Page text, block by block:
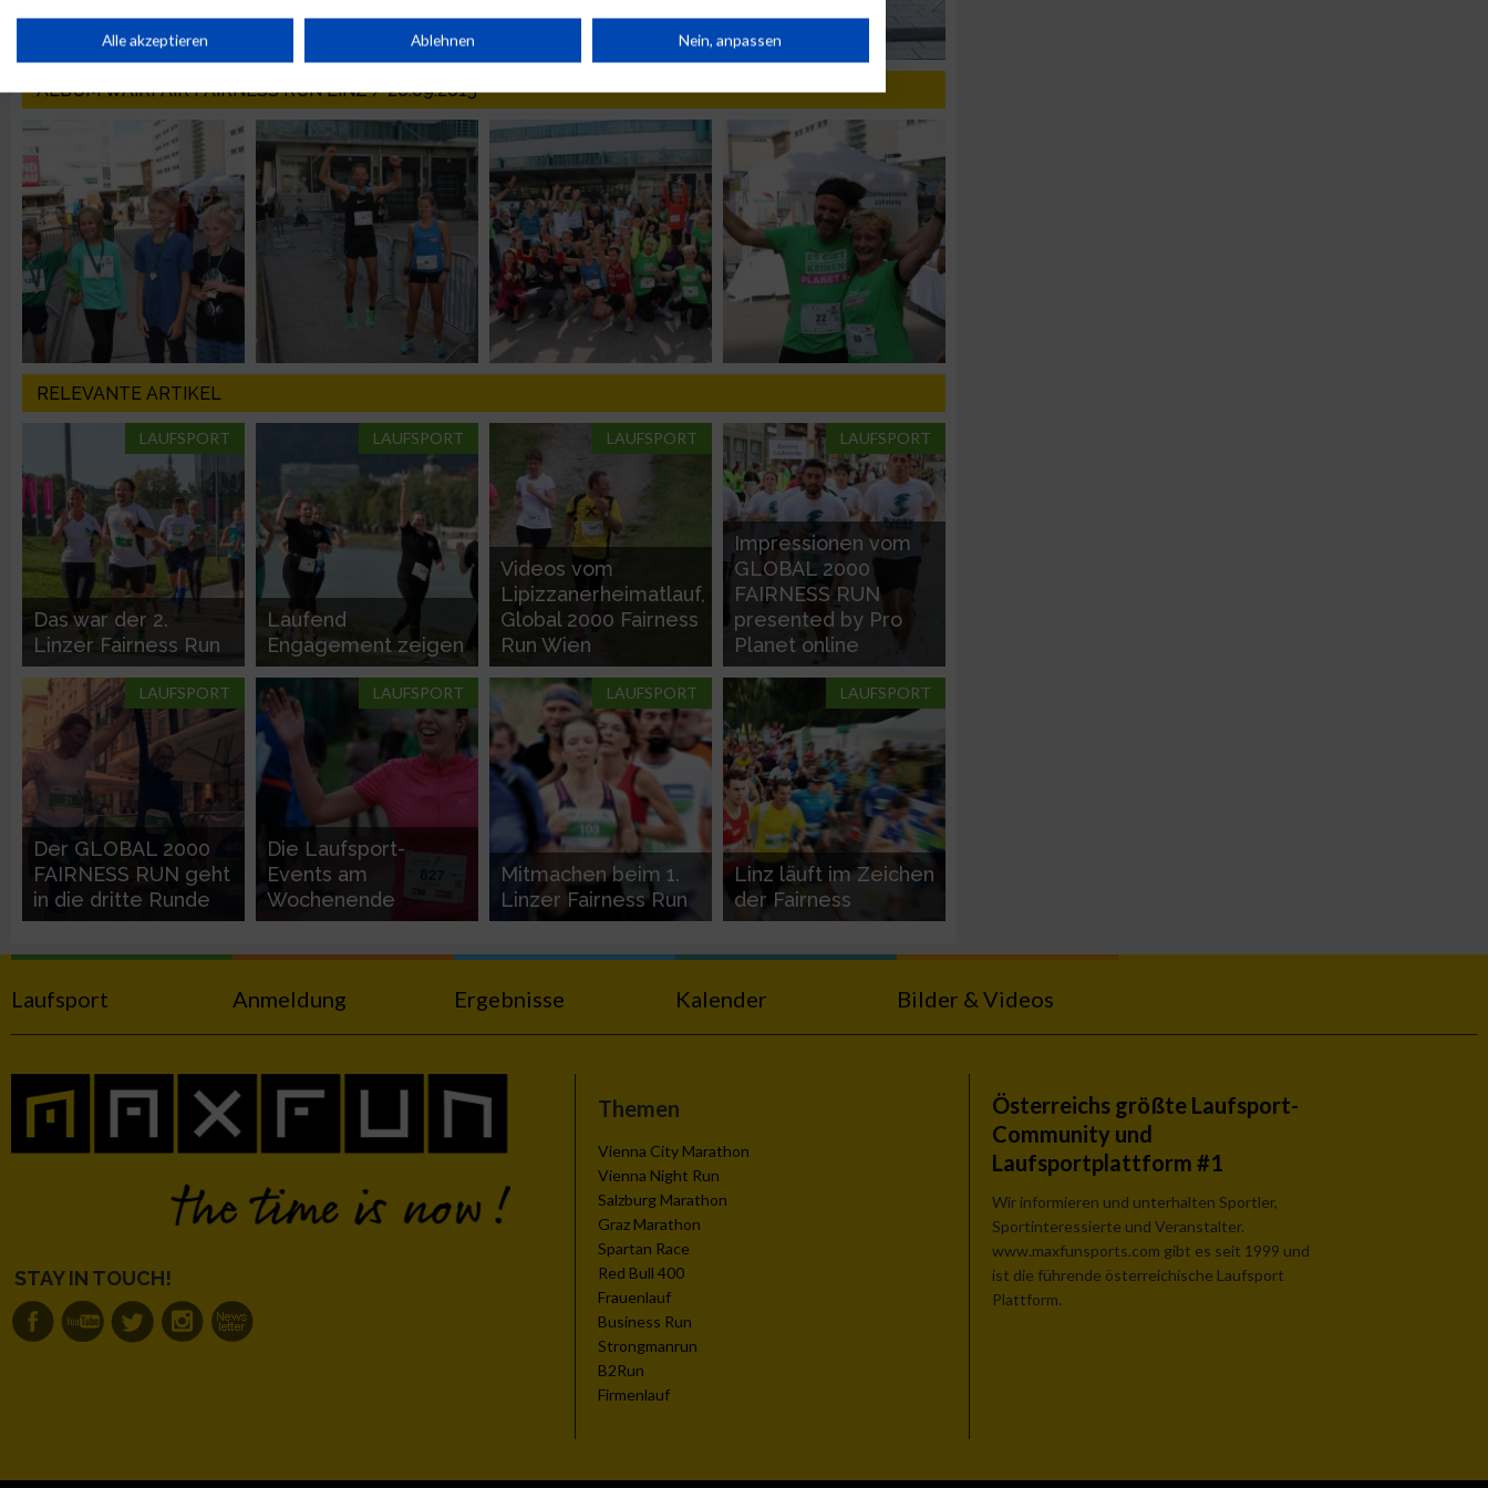
ALBUM WAIRFAIR FAIRNESS RUN LINZ / 20.09.2015
RELEVANTE ARTIKEL
LAUFSPORT
Das war der 2.
Linzer Fairness Run
LAUFSPORT
Laufend
Engagement zeigen
LAUFSPORT
Videos vom
Lipizzanerheimatlauf,
Global 2000 Fairness
Run Wien
LAUFSPORT
Impressionen vom
GLOBAL 2000
FAIRNESS RUN
presented by Pro
Planet online
LAUFSPORT
Der GLOBAL 2000
FAIRNESS RUN geht
in die dritte Runde
LAUFSPORT
Die Laufsport-
Events am
Wochenende
LAUFSPORT
Mitmachen beim 1.
Linzer Fairness Run
LAUFSPORT
Linz läuft im Zeichen
der Fairness
Laufsport Anmeldung Ergebnisse Kalender Bilder & Videos
STAY IN TOUCH!
Themen
Vienna City Marathon
Vienna Night Run
Salzburg Marathon
Graz Marathon
Spartan Race
Red Bull 400
Frauenlauf
Business Run
Strongmanrun
B2Run
Firmenlauf
Österreichs größte Laufsport-
Community und
Laufsportplattform #1
Wir informieren und unterhalten Sportler,
Sportinteressierte und Veranstalter.
www.maxfunsports.com gibt es seit 1999 und
ist die führende österreichische Laufsport
Plattform.
Speichern von oder Zugriff auf Informationen auf einem Endgerät
Verwendung reduzierter Daten zur Auswahl von Werbeanzeigen
Erstellung von Profilen für personalisierte Werbung
Verwendung von Profilen zur Auswahl personalisierter Werbung
Erstellung von Profilen zur Personalisierung von Inhalten
Verwendung von Profilen zur Auswahl personalisierter Inhalte
Messung der Werbeleistung
Messung der Performance von Inhalten
Analyse von Zielgruppen durch Statistiken oder Kombinationen von Daten aus
verschiedenen Quellen
Entwicklung und Verbesserung der Angebote
Verwendung reduzierter Daten zur Auswahl von Inhalten
IAB-Besonderheiten:
Verwendung genauer Standortdaten
Geräte anhand von aktiv angeforderten Informationen identifizieren
Funktional
Alle akzeptieren Ablehnen Nein, anpassen